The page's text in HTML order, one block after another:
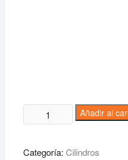
Cilindro
Bannaya
Añadir al
Categoría: Cilindros